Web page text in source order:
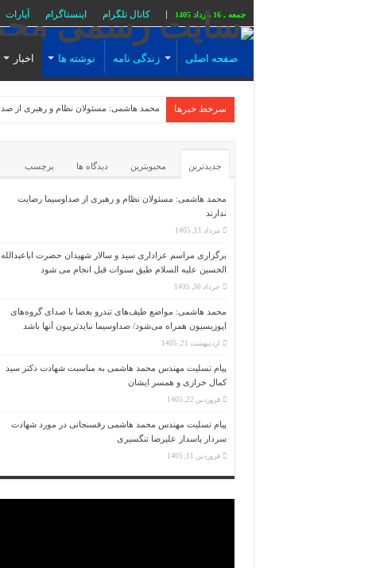
جمعه , 16 مرداد 1405 کانال تلگرام اینستاگرام آپارات
صفحه اصلی زندگی نامه نوشته ها اخبار
سرخط خبرها محمد هاشمی: مواضع
جدیدترین محبوبترین دیدگاه ها برچسب
محمد هاشمی: مسئولان نظام و رهبری از صداوسیما رضایت
ندارند
مرداد 11, 1405
برگزاری مراسم عزاداری سید و سالار شهیدان حضرت اباعبدالله
الحسین علیه السلام طبق سنوات قبل انجام می شود
خرداد 30, 1405
محمد هاشمی: مواضع طیف‌های تندرو بعضا با صدای گروه‌های
اپوزیسیون همراه می‌شود/ صداوسیما نبایدتریبون آنها باشد
اردیبهشت 21, 1405
پیام تسلیت مهندس محمد هاشمی به مناسبت شهادت دکتر سید
کمال خرازی و همسر ایشان
فروردین 22, 1405
پیام تسلیت مهندس محمد هاشمی رفسنجانی در مورد شهادت
سردار پاسدار علیرضا تنگسیری
فروردین 11, 1405